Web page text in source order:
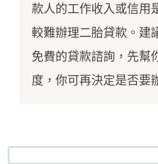
款人的工作收入或信用
較難辦理二胎貸款。建
免費的貸款諮詢，先幫
度，你可再決定是否要